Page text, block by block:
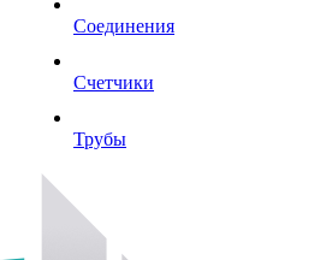
Соединения
Счетчики
Трубы